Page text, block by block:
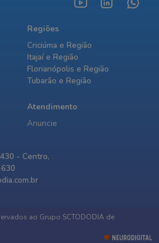
Regiões
Criciúma e Região
Itajaí e Região
Florianópolis e Região
Tubarão e Região
Atendimento
Anuncie
- Centro,
ao Grupo SCTODODIA de